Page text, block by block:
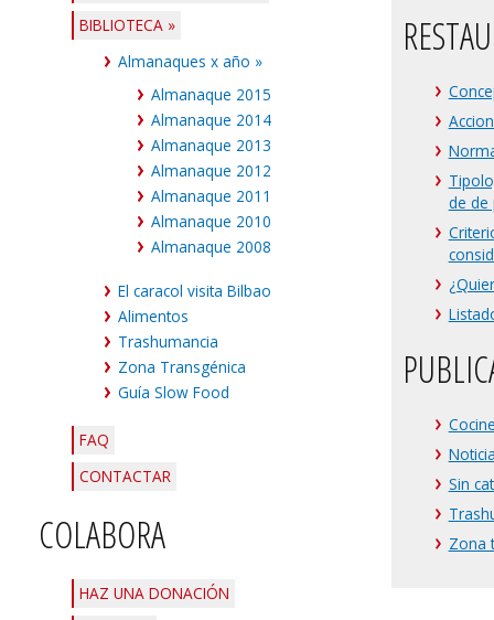
BIBLIOTECA »
Almanaques x año »
Almanaque 2015
Almanaque 2014
Almanaque 2013
Almanaque 2012
Almanaque 2011
Almanaque 2010
Almanaque 2008
El caracol visita Bilbao
Alimentos
Trashumancia
Zona Transgénica
Guía Slow Food
FAQ
CONTACTAR
COLABORA
HAZ UNA DONACIÓN
de de
Sin
Zona